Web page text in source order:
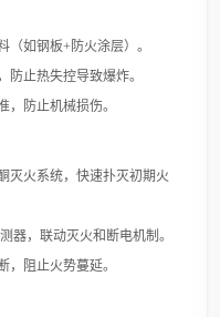
（如钢板+防火涂层）。
防止热失控导致爆炸。
，防止机械损伤。
灭火系统，快速扑灭初期火
器，联动灭火和断电机制。
，阻止火势蔓延。